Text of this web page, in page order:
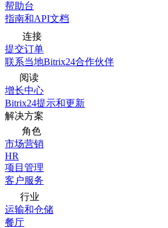
帮助台
指南和API文档
连接
提交订单
联系当地Bitrix24合作伙伴
阅读
增长中心
Bitrix24提示和更新
解决方案
角色
市场营销
HR
项目管理
客户服务
行业
运输和仓储
餐厅